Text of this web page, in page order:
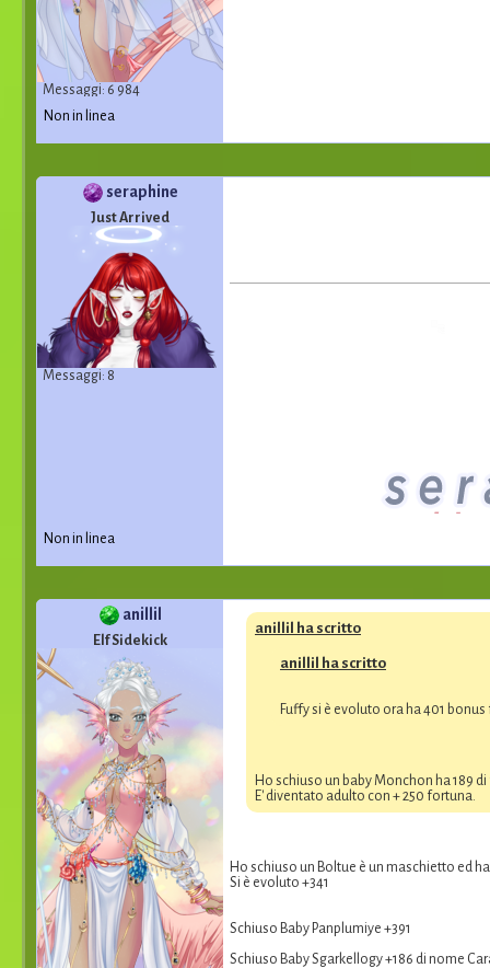
Messaggi: 6 984
Non in linea
seraphine
Just Arrived
Messaggi: 8
Non in linea
anillil
Elf Sidekick
anillil ha scritto
anillil ha scritto
Fuffy si è evoluto ora ha 401
Ho schiuso un baby Monchon ha 189
E' diventato adulto con + 250 fortuna.
Ho schiuso un Boltue è un maschietto ed
Si è evoluto +341
Schiuso Baby Panplumiye +391
Schiuso Baby Sgarkellogy +186 di nome